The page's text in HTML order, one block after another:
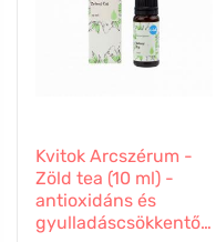
Kvitok Arcszérum -
Zöld tea (10 ml) -
antioxidáns és
gyulladáscsökkentő